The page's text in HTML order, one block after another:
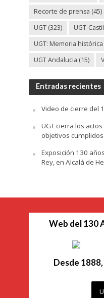
Recorte de prensa (45)
UGT(323) UGT-
UGT: Memoria
UGT Andalucia (15)
Entradas recientes
Video de cierre del
UGT cierra los
objetivos cumplidos
Exposición 130
Rey, en Alcalá de
Web del 130
Desde